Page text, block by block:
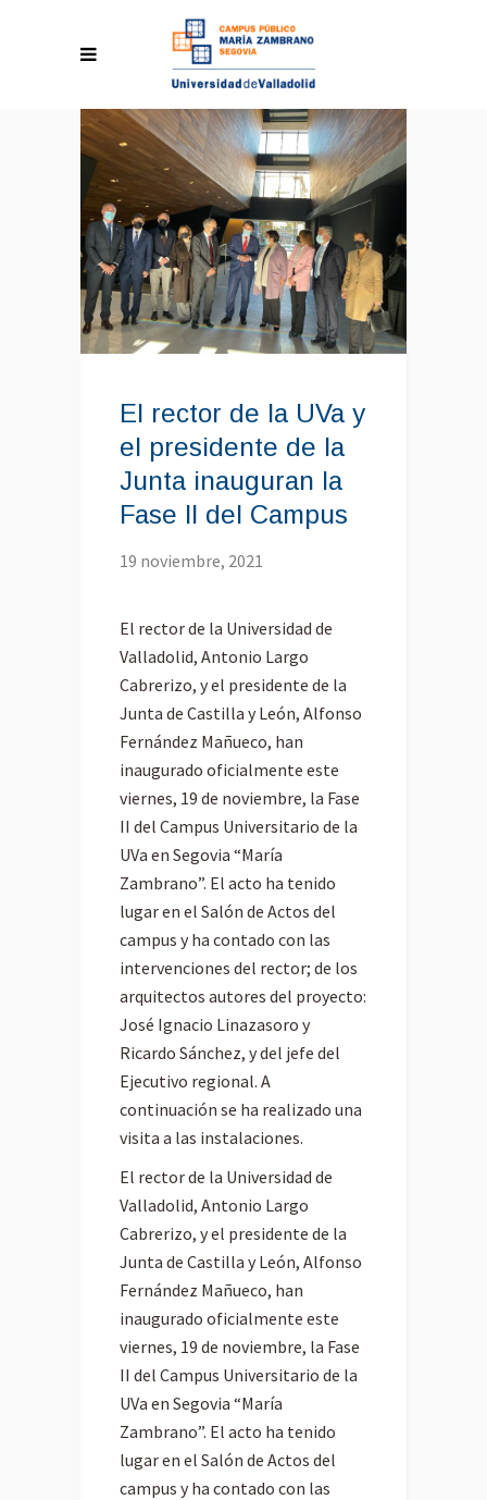
El rector de la UVa y
el presidente de la
Junta inauguran la
Fase II del Campus
19 noviembre, 2021
El rector de la Universidad de
Valladolid, Antonio Largo
Cabrerizo, y el presidente de la
Junta de Castilla y León, Alfonso
Fernández Mañueco, han
inaugurado oficialmente este
viernes, 19 de noviembre, la Fase
II del Campus Universitario de la
UVa en Segovia “María
Zambrano”. El acto ha tenido
lugar en el Salón de Actos del
campus y ha contado con las
intervenciones del rector; de los
arquitectos autores del proyecto:
José Ignacio Linazasoro y
Ricardo Sánchez, y del jefe del
Ejecutivo regional. A
continuación se ha realizado una
visita a las instalaciones.
El rector de la Universidad de
Valladolid, Antonio Largo
Cabrerizo, y el presidente de la
Junta de Castilla y León, Alfonso
Fernández Mañueco, han
inaugurado oficialmente este
viernes, 19 de noviembre, la Fase
II del Campus Universitario de la
UVa en Segovia “María
Zambrano”. El acto ha tenido
lugar en el Salón de Actos del
campus y ha contado con las